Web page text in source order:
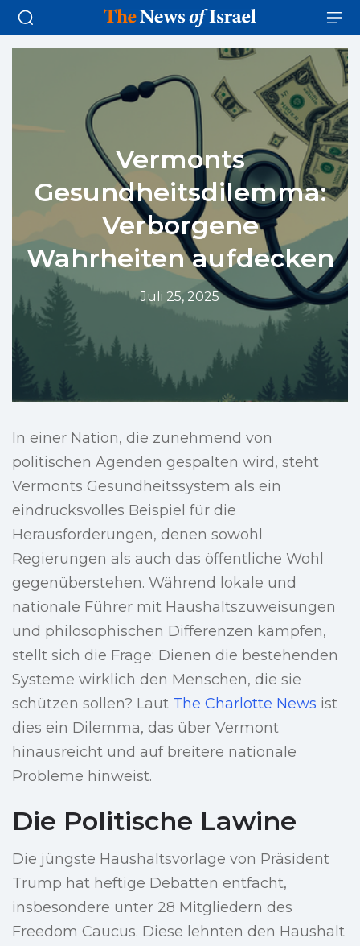
Vermonts
Gesundheitsdilemma:
Verborgene
Wahrheiten aufdecken
Juli 25, 2025
In einer Nation, die zunehmend von
politischen Agenden gespalten wird, steht
Vermonts Gesundheitssystem als ein
eindrucksvolles Beispiel für die
Herausforderungen, denen sowohl
Regierungen als auch das öffentliche Wohl
gegenüberstehen. Während lokale und
nationale Führer mit Haushaltszuweisungen
und philosophischen Differenzen kämpfen,
stellt sich die Frage: Dienen die bestehenden
Systeme wirklich den Menschen, die sie
schützen sollen? Laut The Charlotte News ist
dies ein Dilemma, das über Vermont
hinausreicht und auf breitere nationale
Probleme hinweist.
Die Politische Lawine
Die jüngste Haushaltsvorlage von Präsident
Trump hat heftige Debatten entfacht,
insbesondere unter 28 Mitgliedern des
Freedom Caucus. Diese lehnten den Haushalt